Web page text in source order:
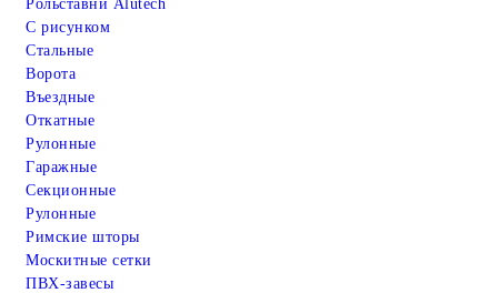
Рольставни Alutech
С рисунком
Стальные
Ворота
Въездные
Откатные
Рулонные
Гаражные
Cекционные
Рулонные
Римские шторы
Москитные сетки
ПВХ-завесы